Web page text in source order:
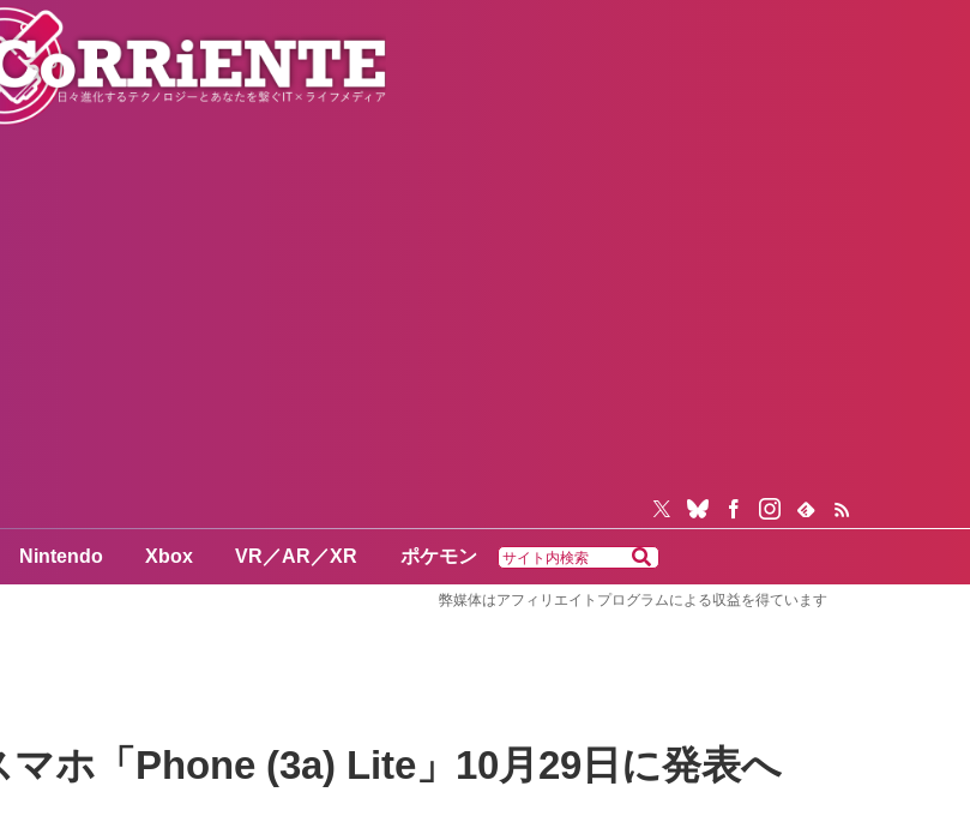
Nintendo Xbox VR／AR／XR ポケモン
弊媒体はアフィリエイトプログラムによる収益を得ています
ホ「Phone (3a) Lite」10月29日に発表へ